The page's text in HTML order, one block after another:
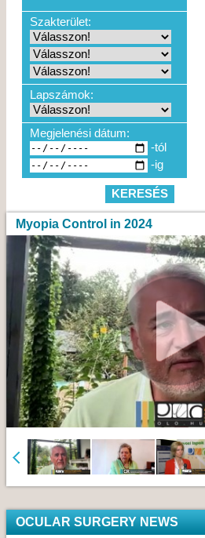
Szakterület:
Lapszámok:
Megjelenési dátum:
-tól
-ig
Myopia Control in 2024
OCULAR SURGERY NEWS